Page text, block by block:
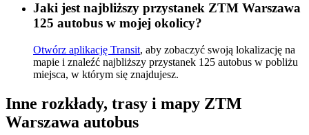
Jaki jest najbliższy przystanek ZTM Warszawa
125 autobus w mojej okolicy?
Otwórz aplikację Transit, aby zobaczyć swoją lokalizację na
mapie i znaleźć najbliższy przystanek 125 autobus w pobliżu
miejsca, w którym się znajdujesz.
Inne rozkłady, trasy i mapy ZTM
Warszawa autobus